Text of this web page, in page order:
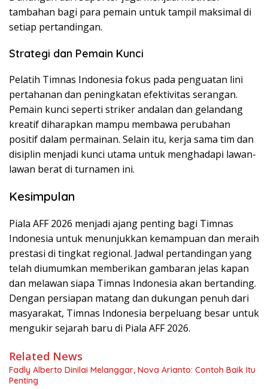
tambahan bagi para pemain untuk tampil maksimal di
setiap pertandingan.
Strategi dan Pemain Kunci
Pelatih Timnas Indonesia fokus pada penguatan lini
pertahanan dan peningkatan efektivitas serangan.
Pemain kunci seperti striker andalan dan gelandang
kreatif diharapkan mampu membawa perubahan
positif dalam permainan. Selain itu, kerja sama tim dan
disiplin menjadi kunci utama untuk menghadapi lawan-
lawan berat di turnamen ini.
Kesimpulan
Piala AFF 2026 menjadi ajang penting bagi Timnas
Indonesia untuk menunjukkan kemampuan dan meraih
prestasi di tingkat regional. Jadwal pertandingan yang
telah diumumkan memberikan gambaran jelas kapan
dan melawan siapa Timnas Indonesia akan bertanding.
Dengan persiapan matang dan dukungan penuh dari
masyarakat, Timnas Indonesia berpeluang besar untuk
mengukir sejarah baru di Piala AFF 2026.
Related News
Fadly Alberto Dinilai Melanggar, Nova Arianto: Contoh Baik Itu
Penting